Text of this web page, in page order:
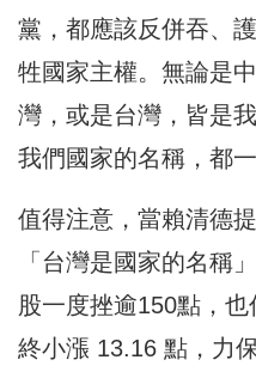
黨，都應該反併吞、
牲國家主權。無論是
灣，或是台灣，皆是
我們國家的名稱，都一
值得注意，當賴清德
「台灣是國家的名稱
股一度挫逾150點，
終小漲 13.16 點，力